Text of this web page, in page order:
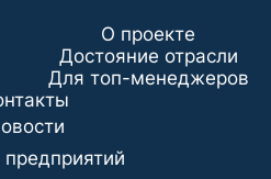
О проекте
Достояние отрасли
Для топ-менеджеров
предприятий